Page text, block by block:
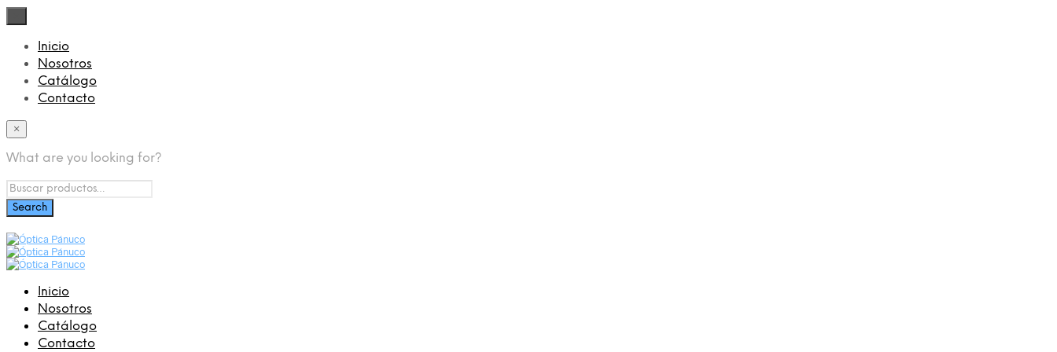
Inicio
Nosotros
Catálogo
Contacto
×
What are you looking for?
Inicio
Nosotros
Catálogo
Contacto